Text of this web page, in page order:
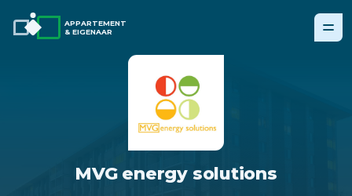
APPARTEMENT
& EIGENAAR
MVG energy solutions